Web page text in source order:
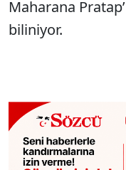
Maharana
biliniyor.